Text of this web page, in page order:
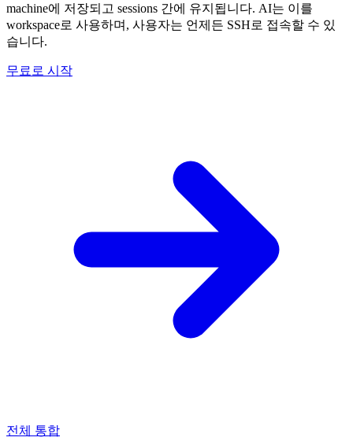
machine에 저장되고 sessions 간에 유지됩니다. AI는 이를
workspace로 사용하며, 사용자는 언제든 SSH로 접속할 수 있
습니다.
무료로 시작
전체 통합